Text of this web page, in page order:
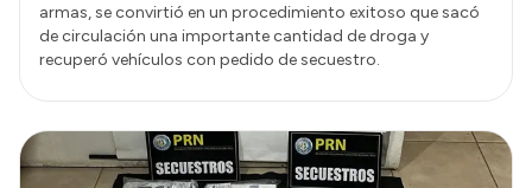
armas, se convirtió en un procedimiento exitoso que sacó
de circulación una importante cantidad de droga y
recuperó vehículos con pedido de secuestro.